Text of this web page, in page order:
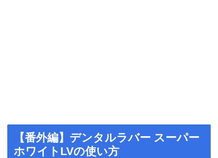
【番外編】デンタルラバー スーパー
ホワイトLVの使い方